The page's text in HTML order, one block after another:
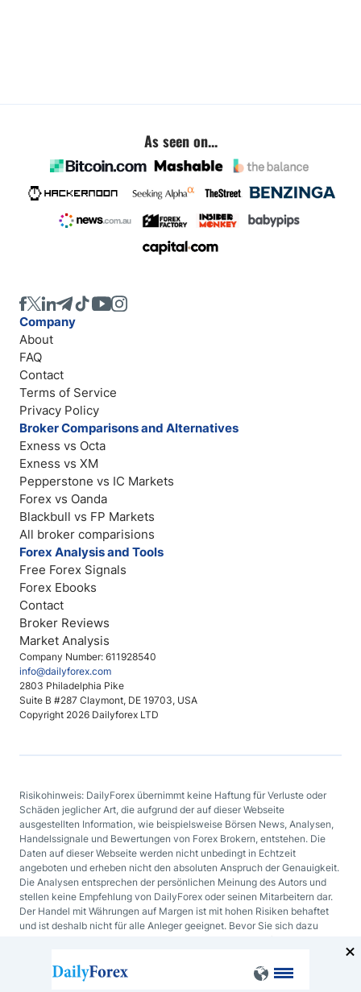
As seen on...
Company Number: 611928540
info@dailyforex.com
2803 Philadelphia Pike
Suite B #287 Claymont, DE 19703, USA
Copyright 2026 Dailyforex LTD
Company
About
FAQ
Contact
Terms of Service
Privacy Policy
Broker Comparisons and Alternatives
Exness vs Octa
Exness vs XM
Pepperstone vs IC Markets
Forex vs Oanda
Blackbull vs FP Markets
All broker comparisions
Forex Analysis and Tools
Free Forex Signals
Forex Ebooks
Contact
Broker Reviews
Market Analysis
Risikohinweis: DailyForex übernimmt keine Haftung für Verluste oder
Schäden jeglicher Art, die aufgrund der auf dieser Webseite
ausgestellten Information, wie beispielsweise Börsen News, Analysen,
Handelssignale und Bewertungen von Forex Brokern, entstehen. Die
Daten auf dieser Webseite werden nicht unbedingt in Echtzeit
angeboten und erheben nicht den absoluten Anspruch der Genauigkeit.
Die Analysen entsprechen der persönlichen Meinung des Autors und
stellen keine Empfehlung von DailyForex oder seinen Mitarbeitern dar.
Der Handel mit Währungen auf Margen ist mit hohen Risiken behaftet
und ist deshalb nicht für alle Anleger geeignet. Bevor Sie sich dazu
Erfahrungsgrad und Ihre Risikobereitschaft abwägen.